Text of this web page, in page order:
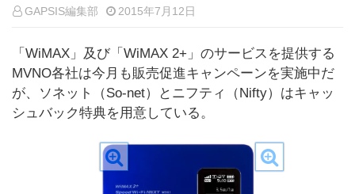
GAPSIS編集部 2015年7月12日
「WiMAX」及び「WiMAX 2+」のサービスを提供する
MVNO各社は今月も販売促進キャンペーンを実施中だ
が、ソネット（So-net）とニフティ（Nifty）はキャッ
シュバック特典を用意している。